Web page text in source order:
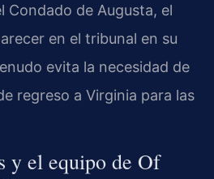
Condado de Augusta, el
en el tribunal en su
evita la necesidad de
regreso a Virginia para las
y el equipo de Of